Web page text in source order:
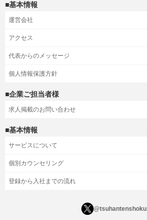
■基本情報
運営会社
アクセス
代表からのメッセージ
個人情報保護方針
■企業ご担当者様
求人掲載のお問い合わせ
■基本情報
サービスについて
個別カウンセリング
登録から入社までの流れ
@tsuhantenshoku